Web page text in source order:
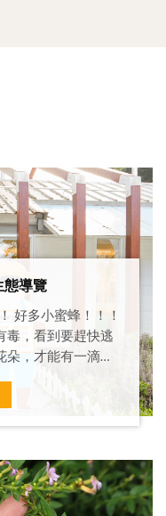
觀看全部
態導覽
好多小蜜蜂！！！
毒，看到要趕快逃
朵，才能有一滴蜂
一段淒美的愛情？
奇妙旅行！